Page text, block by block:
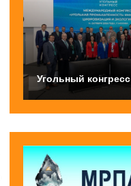
Угольный конгресс